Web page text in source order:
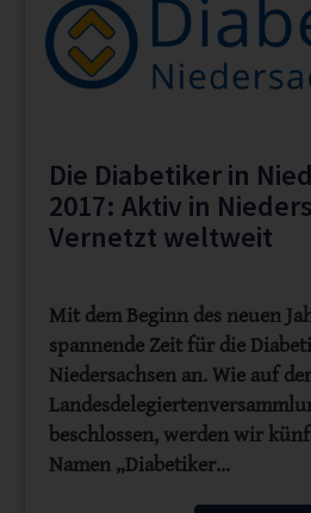
Die Diabetiker in
2017: Aktiv in
Vernetzt weltweit
Mit dem Beginn des neuen
spannende Zeit für die
Niedersachsen an. Wie auf
beschlossen, werden wir
Namen „Diabetiker…